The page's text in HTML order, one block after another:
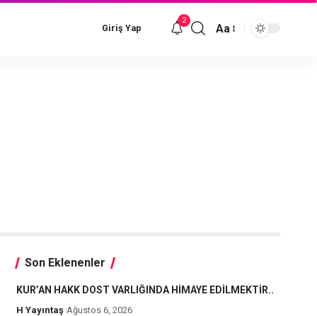
Giriş Yap
2
Font
Aa
Son Eklenenler
KUR’AN HAKK DOST VARLIĞINDA HİMAYE EDİLMEKTİR..
H Yayıntaş Ağustos 6, 2026